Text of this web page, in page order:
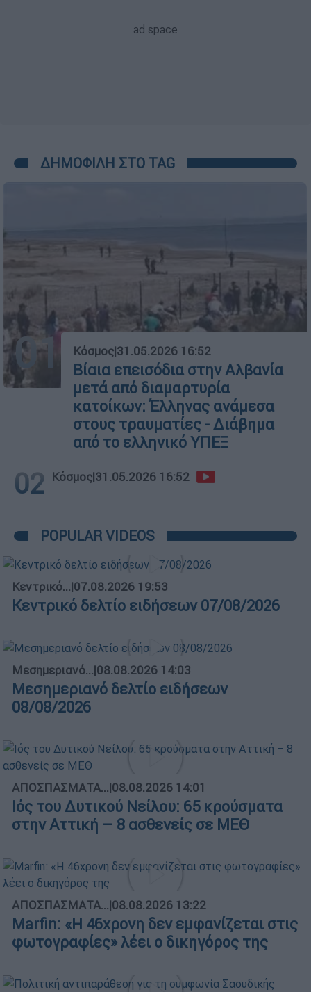
ΔΗΜΟΦΙΛΗ ΣΤΟ TAG
01 Κόσμος|31.05.2026 16:52
Βίαια επεισόδια στην Αλβανία
μετά από διαμαρτυρία
κατοίκων: Έλληνας ανάμεσα
στους τραυματίες - Διάβημα
από το ελληνικό ΥΠΕΞ
02 Κόσμος|31.05.2026 16:52
POPULAR VIDEOS
Κεντρικό...|07.08.2026 19:53
Κεντρικό δελτίο ειδήσεων 07/08/2026
Μεσημεριανό...|08.08.2026 14:03
Μεσημεριανό δελτίο ειδήσεων
08/08/2026
ΑΠΟΣΠΑΣΜΑΤΑ...|08.08.2026 14:01
Ιός του Δυτικού Νείλου: 65 κρούσματα
στην Αττική – 8 ασθενείς σε ΜΕΘ
ΑΠΟΣΠΑΣΜΑΤΑ...|08.08.2026 13:22
Marfin: «Η 46χρονη δεν εμφανίζεται στις
φωτογραφίες» λέει ο δικηγόρος της